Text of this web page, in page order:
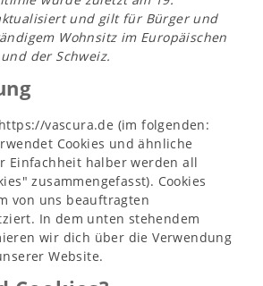
und gilt für Bürger und
Wohnsitz im Europäischen
der Schweiz.
https://vascura.de (im folgenden:
Cookies und ähnliche
Einfachheit halber werden all
zusammengefasst). Cookies
von uns beauftragten
In dem unten stehendem
wir dich über die Verwendung
Website.